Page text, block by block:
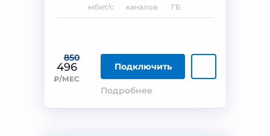
850
496
₽/МЕС
Подключить
Подробнее
мбит/с каналов ГБ